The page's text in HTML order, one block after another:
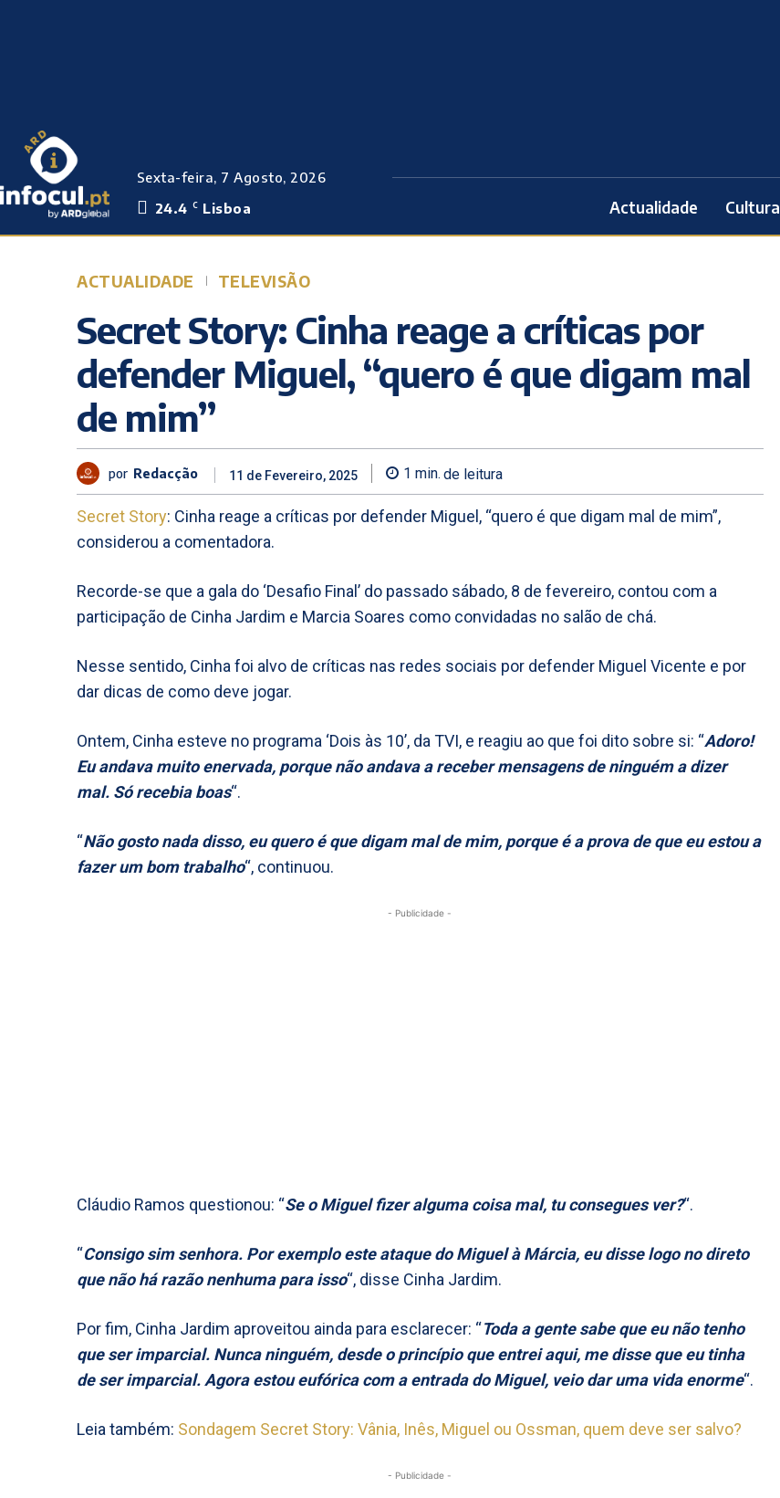
Sexta-feira, 7 Agosto, 2026
24.4 C Lisboa Actualidade Cultura
ACTUALIDADE TELEVISÃO
Secret Story: Cinha reage a críticas por
defender Miguel, “quero é que digam mal
de mim”
por Redacção 11 de Fevereiro, 2025 1 min. de leitura
Secret Story: Cinha reage a críticas por defender Miguel, “quero é que digam mal de mim”,
considerou a comentadora.
Recorde-se que a gala do ‘Desafio Final’ do passado sábado, 8 de fevereiro, contou com a
participação de Cinha Jardim e Marcia Soares como convidadas no salão de chá.
Nesse sentido, Cinha foi alvo de críticas nas redes sociais por defender Miguel Vicente e por
dar dicas de como deve jogar.
Ontem, Cinha esteve no programa ‘Dois às 10’, da TVI, e reagiu ao que foi dito sobre si: “Adoro!
Eu andava muito enervada, porque não andava a receber mensagens de ninguém a dizer
mal. Só recebia boas“.
“Não gosto nada disso, eu quero é que digam mal de mim, porque é a prova de que eu estou a
fazer um bom trabalho“, continuou.
- Publicidade -
Cláudio Ramos questionou: “Se o Miguel fizer alguma coisa mal, tu consegues ver?“.
“Consigo sim senhora. Por exemplo este ataque do Miguel à Márcia, eu disse logo no direto
que não há razão nenhuma para isso“, disse Cinha Jardim.
Por fim, Cinha Jardim aproveitou ainda para esclarecer: “Toda a gente sabe que eu não tenho
que ser imparcial. Nunca ninguém, desde o princípio que entrei aqui, me disse que eu tinha
de ser imparcial. Agora estou eufórica com a entrada do Miguel, veio dar uma vida enorme“.
Leia também: Sondagem Secret Story: Vânia, Inês, Miguel ou Ossman, quem deve ser salvo?
- Publicidade -